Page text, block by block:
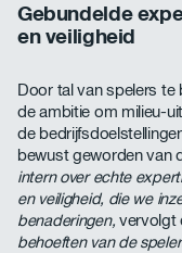
Gebundelde
en veiligheid
Door tal van spelers te
de ambitie om milieu-
de
bewust geworden van
intern over echte
en veiligheid, die we
benaderingen, vervolgt
behoeften van de